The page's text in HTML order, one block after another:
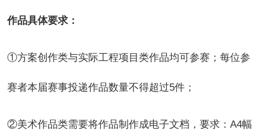
作品具体要求：
①方案创作类与实际工程项目类作品均可参赛；每位参
赛者本届赛事投递作品数量不得超过5件；
②美术作品类需要将作品制作成电子文档，要求：A4幅